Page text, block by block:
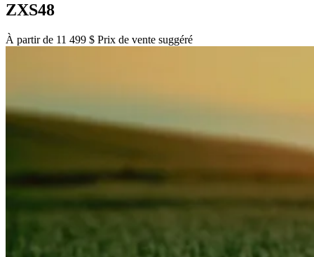
ZXS48
À partir de 11 499 $ Prix de vente suggéré